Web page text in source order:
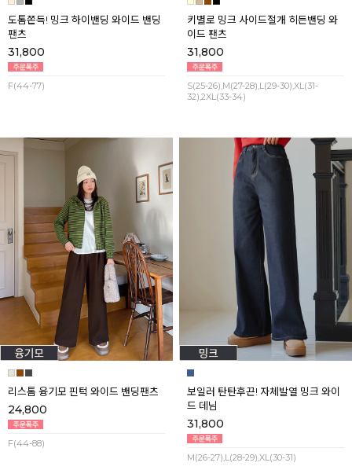
도톰쫀득! 밍크 하이밴딩 와이드 밴딩
팬츠
31,800
F(44-77)
키별로 밍크 사이드절개 히든밴딩 와
이드 팬츠
31,800
S(25-26),M(27-28),L(29-30),XL(31-
32),2XL(33-34)
리스톰 융기모 핀턱 와이드 밴딩팬츠
24,800
F(44-88)
보일러 탄탄후끈! 자체발열 밍크 와이
드 데님
31,800
M(26-27),L(28-29),XL(30-31)